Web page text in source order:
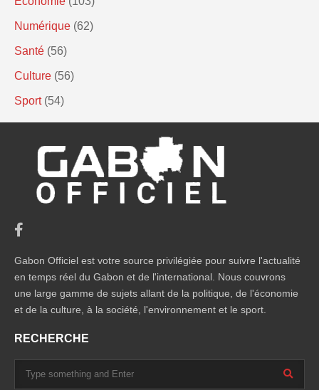
Numérique (62)
Santé (56)
Culture (56)
Sport (54)
Gabon Officiel est votre source privilégiée pour suivre l'actualité
en temps réel du Gabon et de l'international. Nous couvrons
une large gamme de sujets allant de la politique, de l'économie
et de la culture, à la société, l'environnement et le sport.
RECHERCHE